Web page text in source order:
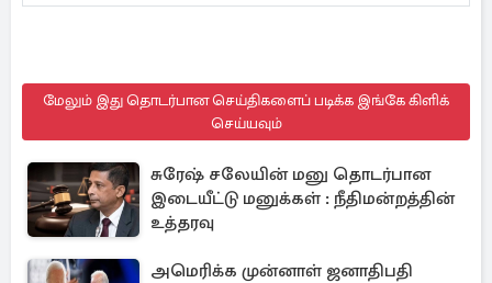
மேலும் இது தொடர்பான செய்திகளைப் படிக்க இங்கே கிளிக்
செய்யவும்
சுரேஷ் சலேயின் மனு தொடர்பான
இடையீட்டு மனுக்கள் : நீதிமன்றத்தின்
உத்தரவு
அமெரிக்க முன்னாள் ஜனாதிபதி